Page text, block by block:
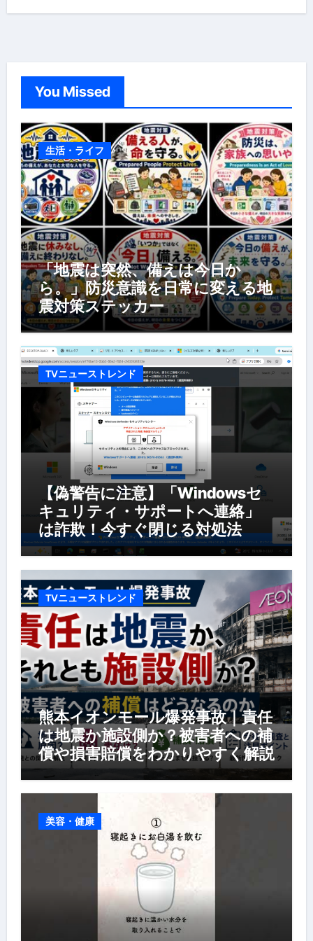
You Missed
生活・ライフ
「地震は突然、備えは今日か
ら。」防災意識を日常に変える地
震対策ステッカー
TVニューストレンド
【偽警告に注意】「Windowsセ
キュリティ・サポートへ連絡」
は詐欺！今すぐ閉じる対処法
TVニューストレンド
熊本イオンモール爆発事故｜責任
は地震か施設側か？被害者への補
償や損害賠償をわかりやすく解説
美容・健康